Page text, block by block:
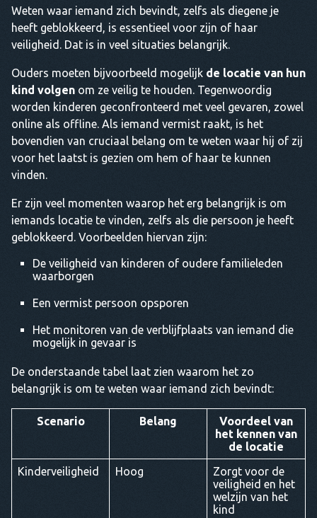
Weten waar iemand zich bevindt, zelfs als diegene je
heeft geblokkeerd, is essentieel voor zijn of haar
veiligheid. Dat is in veel situaties belangrijk.
Ouders moeten bijvoorbeeld mogelijk de locatie van hun
kind volgen om ze veilig te houden. Tegenwoordig
worden kinderen geconfronteerd met veel gevaren, zowel
online als offline. Als iemand vermist raakt, is het
bovendien van cruciaal belang om te weten waar hij of zij
voor het laatst is gezien om hem of haar te kunnen
vinden.
Er zijn veel momenten waarop het erg belangrijk is om
iemands locatie te vinden, zelfs als die persoon je heeft
geblokkeerd. Voorbeelden hiervan zijn:
De veiligheid van kinderen of oudere familieleden
waarborgen
Een vermist persoon opsporen
Het monitoren van de verblijfplaats van iemand die
mogelijk in gevaar is
De onderstaande tabel laat zien waarom het zo
belangrijk is om te weten waar iemand zich bevindt:
Scenario Belang
Voordeel van
het kennen van
de locatie
Kinderveiligheid
Hoog
Zorgt voor de
veiligheid en het
welzijn van het
kind